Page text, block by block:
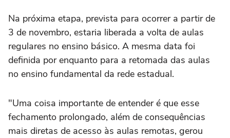
Na próxima etapa, prevista para ocorrer a partir de
3 de novembro, estaria liberada a volta de aulas
regulares no ensino básico. A mesma data foi
definida por enquanto para a retomada das aulas
no ensino fundamental da rede estadual.
"Uma coisa importante de entender é que esse
fechamento prolongado, além de consequências
mais diretas de acesso às aulas remotas, gerou